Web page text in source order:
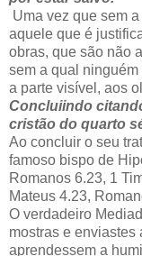
Uma vez que sem
aquele que é
obras, que são não
sem a qual
a parte visível, aos
Concluiindo
cristão do quarto
Ao concluir o seu
famoso bispo de
Romanos 6.23, 1
Mateus 4.23,
O verdadeiro
mostras e enviastes
aprendessem a